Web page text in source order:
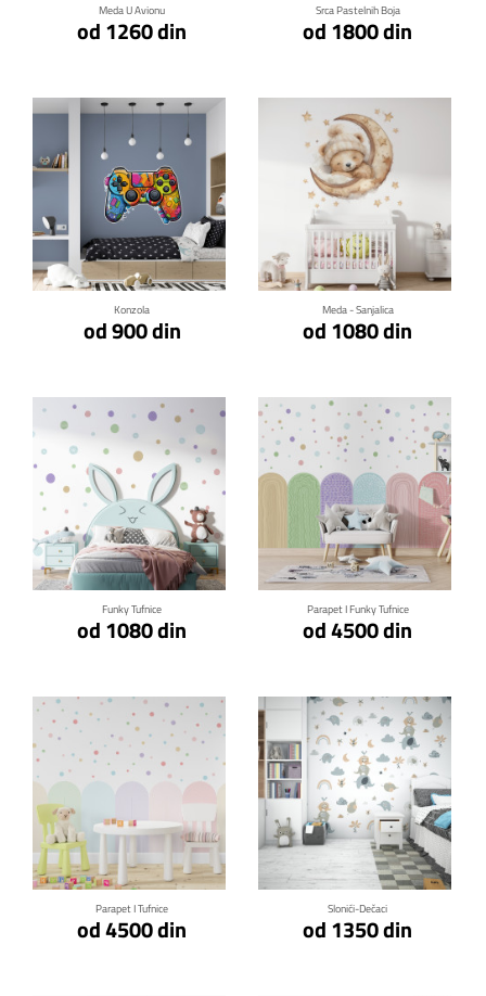
Meda U Avionu
od 1260 din
Srca Pastelnih Boja
od 1800 din
Konzola
od 900 din
Klikni za detalje
Meda - Sanjalica
od 1080 din
Klikni za detalje
Funky Tufnice
od 1080 din
Klikni za detalje
Parapet I Funky Tufnice
od 4500 din
Klikni za detalje
Parapet I Tufnice
od 4500 din
Klikni za detalje
Slonići-Dečaci
od 1350 din
Klikni za detalje